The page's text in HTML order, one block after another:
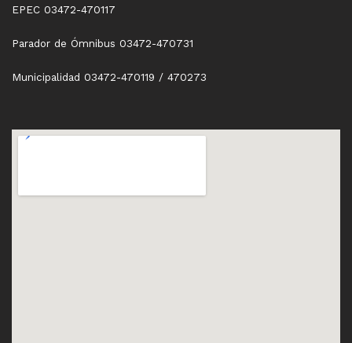
EPEC 03472-470117
Parador de Ómnibus 03472-470731
Municipalidad 03472-470119 / 470273